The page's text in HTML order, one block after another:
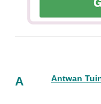
A Antwan